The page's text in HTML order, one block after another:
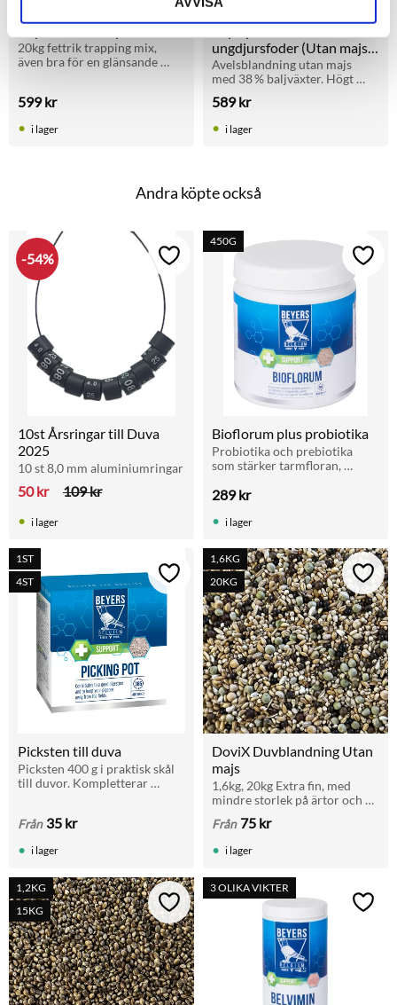
20kg fettrik trapping mix,
även bra för en glänsande
599kr
i lager
ungdjursfoder (Utan majs)
25kg
Avelsblandning utan majs
med 38 % baljväxter. Högt
duvuppfödning och unga
589kr
i lager
Andra köpte också
10st Årsringar till Duva
2025
10 st 8,0 mm aluminiumringar
50kr 109kr
54% Lägg till i favoriter
i lager
Bioflorum plus probiotika
Probiotika och prebiotika
som stärker tarmfloran,
ämnesomsättningen. Ger
Ges 2 ggr/vecka året runt.
289kr
450G
Lägg
i lager
Picksten till duva
Picksten 400 g i praktisk skål
till duvor. Kompletterar
matsmältningen. Finns i 1 st,
Från 35 kr
1ST
4ST
Lägg till i favoriter
i lager
DoviX Duvblandning Utan
majs
1,6kg, 20kg Extra fin, med
mindre storlek på ärtor och
Från 75 kr
1,6KG
20KG
Lägg
i lager
1,2KG
15KG
Lägg till i favoriter
3 OLIKA VIKTER
Lägg